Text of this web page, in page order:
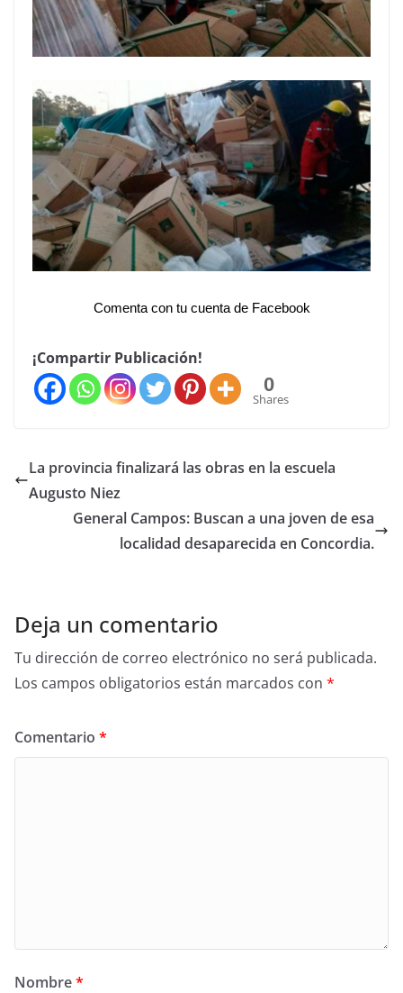
Comenta con tu cuenta de Facebook
¡Compartir Publicación!
0
Shares
La provincia finalizará las obras en la escuela
Augusto Niez
General Campos: Buscan a una joven de esa
localidad desaparecida en Concordia.
Deja un comentario
Tu dirección de correo electrónico no será publicada.
Los campos obligatorios están marcados con *
Comentario *
Nombre*